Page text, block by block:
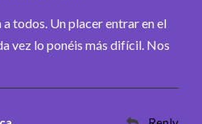
a todos. Un placer entrar en el
vez lo ponéis más difícil. Nos